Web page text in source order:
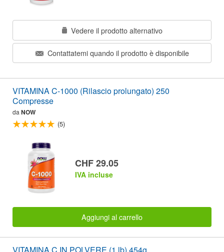
Vedere il prodotto alternativo
Contattatemi quando il prodotto è disponibile
VITAMINA C-1000 (Rilascio prolungato) 250
Compresse
da NOW
(5)
CHF 29.05
IVA incluse
Aggiungi al carrello